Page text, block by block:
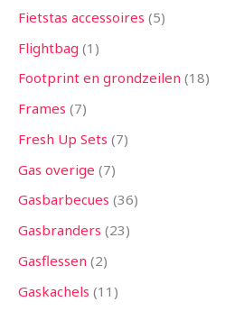
Fietstas accessoires 5
Flightbag 1
Footprint en grondzeilen 18
Frames 7
Fresh Up Sets 7
Gas overige 7
Gasbarbecues 36
Gasbranders 23
Gasflessen 2
Gaskachels 11